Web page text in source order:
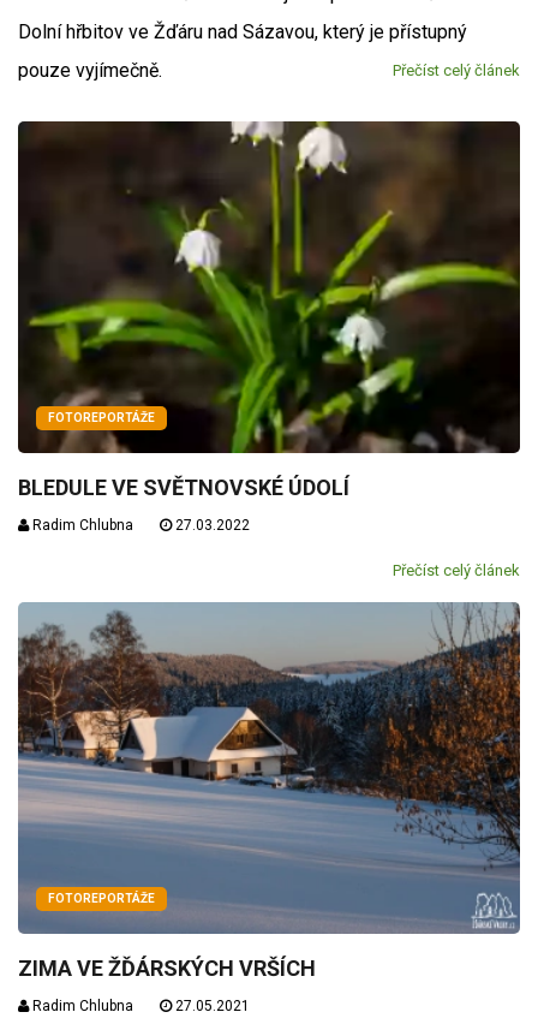
Dolní hřbitov ve Žďáru nad Sázavou, který je přístupný
pouze vyjímečně.
Přečíst celý článek
FOTOREPORTÁŽE
BLEDULE VE SVĚTNOVSKÉ ÚDOLÍ
Radim Chlubna 27.03.2022
Přečíst celý článek
FOTOREPORTÁŽE
ZIMA VE ŽĎÁRSKÝCH VRŠÍCH
Radim Chlubna 27.05.2021